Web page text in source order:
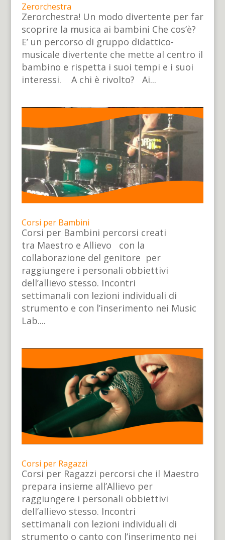
Zerorchestra
Zerorchestra! Un modo divertente per far
scoprire la musica ai bambini Che cos’è?
E’ un percorso di gruppo didattico-
musicale divertente che mette al centro il
bambino e rispetta i suoi tempi e i suoi
interessi. A chi è rivolto? Ai...
Corsi per Bambini
Corsi per Bambini percorsi creati
tra Maestro e Allievo con la
collaborazione del genitore per
raggiungere i personali obbiettivi
dell’allievo stesso. Incontri
settimanali con lezioni individuali di
strumento e con l’inserimento nei Music
Lab....
Corsi per Ragazzi
Corsi per Ragazzi percorsi che il Maestro
prepara insieme all’Allievo per
raggiungere i personali obbiettivi
dell’allievo stesso. Incontri
settimanali con lezioni individuali di
strumento o canto con l’inserimento nei